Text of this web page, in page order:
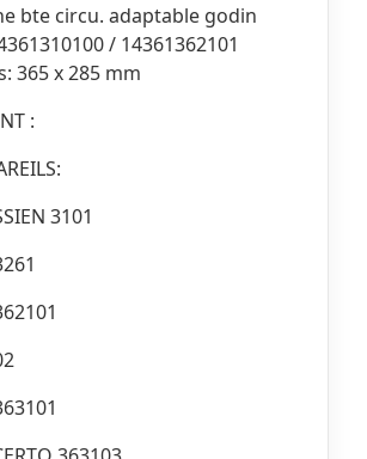
bte circu. adaptable godin
/ 14361362101
365 x 285 mm
:
3101